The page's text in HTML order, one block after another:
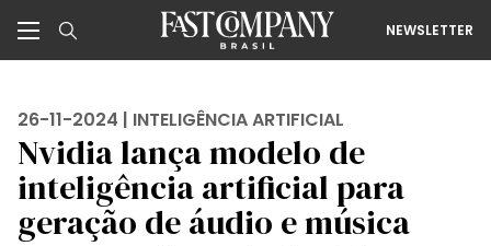
NEWSLETTER
26-11-2024 | INTELIGÊNCIA ARTIFICIAL
Nvidia lança modelo de
inteligência artificial para
geração de áudio e música